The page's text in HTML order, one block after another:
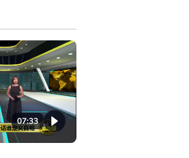
07:33